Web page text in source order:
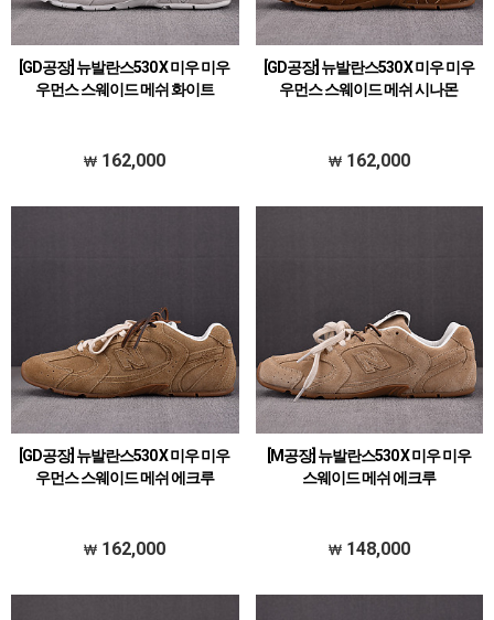
[GD공장] 뉴발란스530 X 미우 미우
우먼스 스웨이드 메쉬 화이트
162,000
[GD공장] 뉴발란스530 X 미우 미우
우먼스 스웨이드 메쉬 시나몬
162,000
[GD공장] 뉴발란스530 X 미우 미우
우먼스 스웨이드 메쉬 에크루
162,000
[M공장] 뉴발란스530 X 미우 미우
스웨이드 메쉬 에크루
148,000